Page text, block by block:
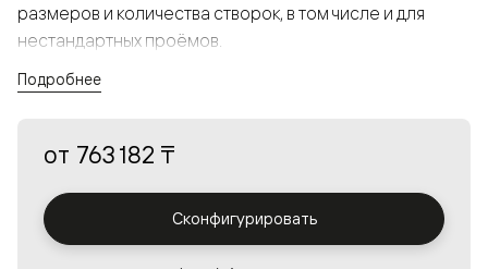
размеров и количества створок, в том числе и для
нестандартных проёмов.
а большой выбор вставок из стекла с различными
решения в интерьере и варьировать освещённость.
Подробнее
от 763 182 ₸
Сконфигурировать